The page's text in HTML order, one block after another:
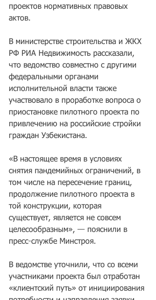
проектов нормативных правовых
актов.
В министерстве строительства и ЖКХ
РФ РИА Недвижимость рассказали,
что ведомство совместно с другими
федеральными органами
исполнительной власти также
участвовало в проработке вопроса о
приостановке пилотного проекта по
привлечению на российские стройки
граждан Узбекистана.
«В настоящее время в условиях
снятия пандемийных ограничений, в
том числе на пересечение границ,
продолжение пилотного проекта в
той конструкции, которая
существует, является не совсем
целесообразным», — пояснили в
пресс-службе Минстроя.
В ведомстве уточнили, что со всеми
участниками проекта был отработан
«клиентский путь» от инициирования